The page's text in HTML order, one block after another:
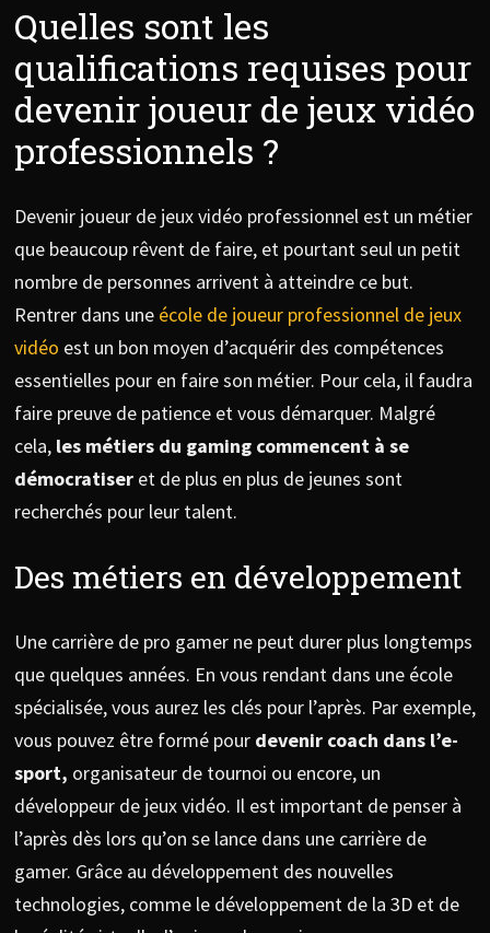
Quelles sont les
qualifications requises pour
devenir joueur de jeux vidéo
professionnels ?
Devenir joueur de jeux vidéo professionnel est un métier
que beaucoup rêvent de faire, et pourtant seul un petit
nombre de personnes arrivent à atteindre ce but.
Rentrer dans une école de joueur professionnel de jeux
vidéo est un bon moyen d’acquérir des compétences
essentielles pour en faire son métier. Pour cela, il faudra
faire preuve de patience et vous démarquer. Malgré
cela,les métiers du gaming commencent à se
démocratiseret de plus en plus de jeunes sont
recherchés pour leur talent.
Des métiers en développement
Une carrière de pro gamer ne peut durer plus longtemps
que quelques années. En vous rendant dans une école
spécialisée, vous aurez les clés pour l’après. Par exemple,
vous pouvez être formé pourdevenir coach dans l’e-
sport, organisateur de tournoi ou encore, un
développeur de jeux vidéo. Il est important de penser à
l’après dès lors qu’on se lance dans une carrière de
gamer. Grâce au développement des nouvelles
technologies, comme le développement de la 3D et de